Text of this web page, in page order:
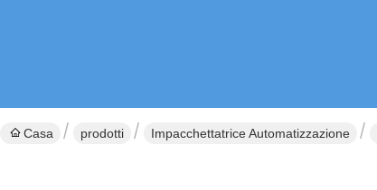
Casa prodotti Impacchettatrice Automatizzazione